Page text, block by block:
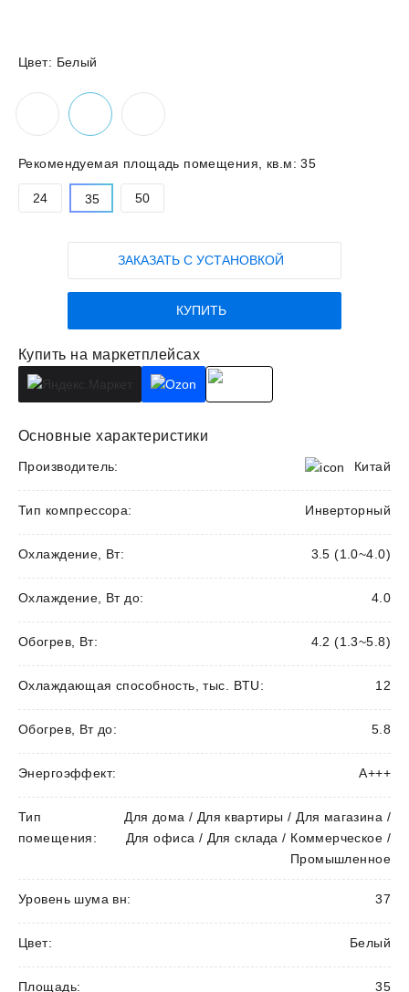
Цвет: Белый
Рекомендуемая площадь помещения, кв.м:35
24 35 50
ЗАКАЗАТЬ С УСТАНОВКОЙ
КУПИТЬ
Купить на маркетплейсах
Основные характеристики
Производитель: Китай
Тип компрессора: Инверторный
Охлаждение, Вт: 3.5 (1.0~4.0)
Охлаждение, Вт до: 4.0
Обогрев, Вт: 4.2 (1.3~5.8)
Охлаждающая способность, тыс. BTU: 12
Обогрев, Вт до: 5.8
Энергоэффект: А+++
Тип
помещения:
Для дома / Для квартиры / Для магазина /
Для офиса / Для склада / Коммерческое /
Промышленное
Уровень шума вн: 37
Цвет: Белый
Площадь: 35